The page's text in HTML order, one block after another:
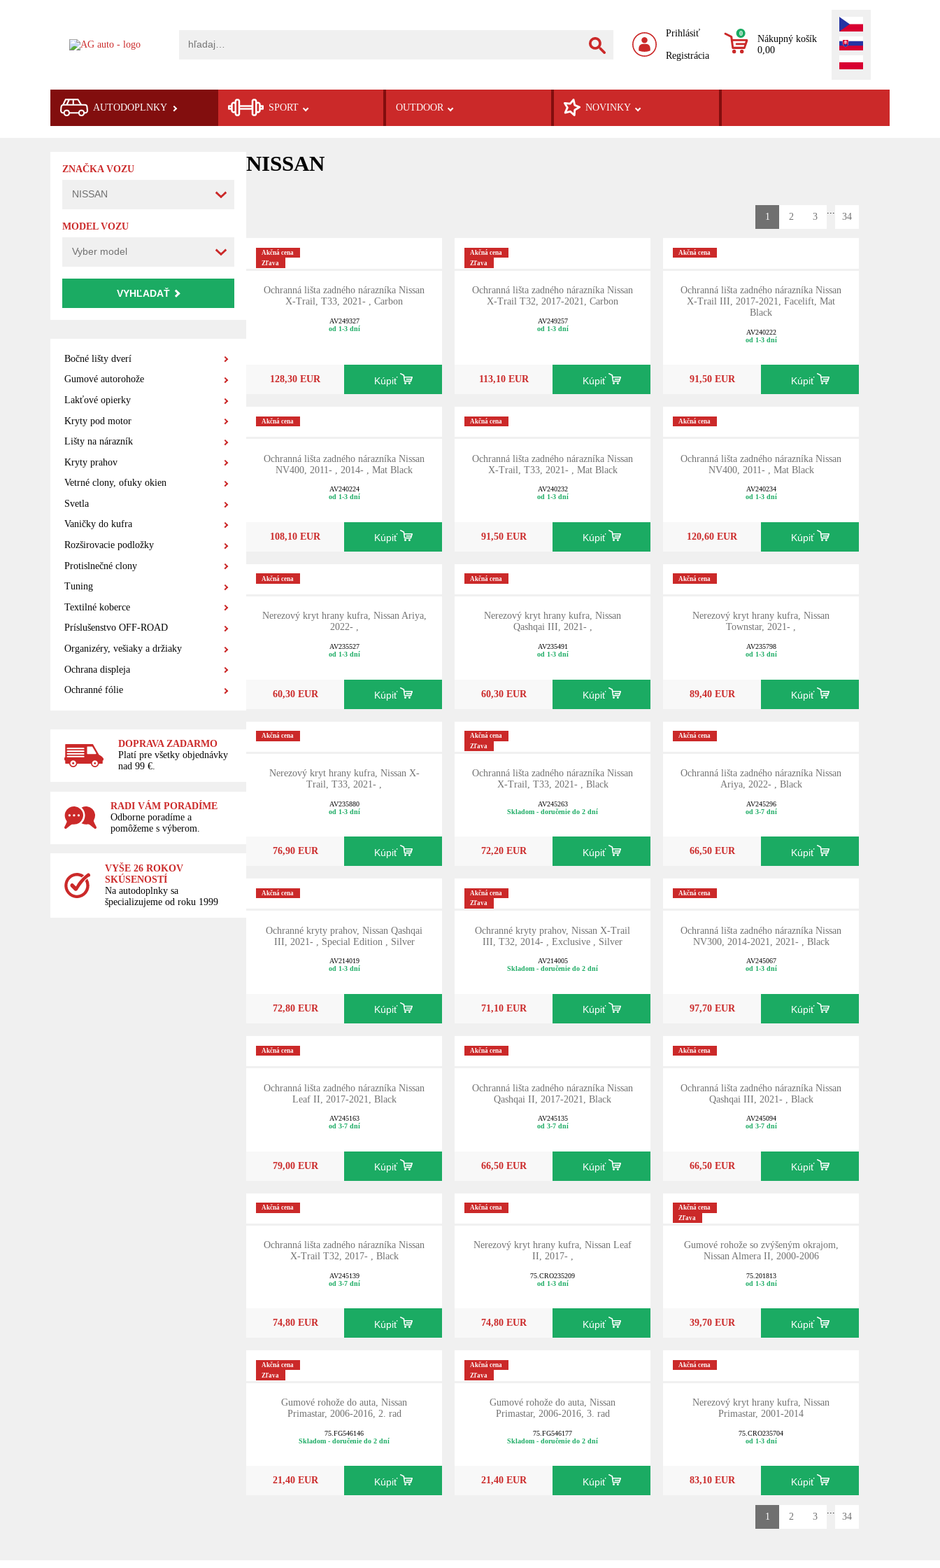
Prihlásiť
Registrácia
0
Nákupný košík
0,00
AUTODOPLNKY SPORT OUTDOOR NOVINKY
ZNAČKA VOZU
MODEL VOZU
VYHĽADAŤ
Bočné lišty dverí
Gumové autorohože
Lakťové opierky
Kryty pod motor
Lišty na nárazník
Kryty prahov
Vetrné clony, ofuky okien
Svetla
Vaničky do kufra
Rozširovacie podložky
Protislnečné clony
Tuning
Textilné koberce
Príslušenstvo OFF-ROAD
Organizéry, vešiaky a držiaky
Ochrana displeja
Ochranné fólie
DOPRAVA ZADARMO
Platí pre všetky objednávky
nad 99 €.
RADI VÁM PORADÍME
Odborne poradíme a
pomôžeme s výberom.
VYŠE 26 ROKOV
SKÚSENOSTÍ
Na autodoplnky sa
špecializujeme od roku 1999
NISSAN
1 2 3 34
Akčná cena
Zľava
Ochranná lišta zadného nárazníka Nissan
X-Trail, T33, 2021- , Carbon
AV249327
od 1-3 dní
128,30 EUR Kúpiť
Akčná cena
Zľava
Ochranná lišta zadného nárazníka Nissan
X-Trail T32, 2017-2021, Carbon
AV249257
od 1-3 dní
113,10 EUR Kúpiť
Akčná cena
Ochranná lišta zadného nárazníka Nissan
X-Trail III, 2017-2021, Facelift, Mat
Black
AV240222
od 1-3 dní
91,50 EUR Kúpiť
Akčná cena
Ochranná lišta zadného nárazníka Nissan
NV400, 2011- , 2014- , Mat Black
AV240224
od 1-3 dní
108,10 EUR Kúpiť
Akčná cena
Ochranná lišta zadného nárazníka Nissan
X-Trail, T33, 2021- , Mat Black
AV240232
od 1-3 dní
91,50 EUR Kúpiť
Akčná cena
Ochranná lišta zadného nárazníka Nissan
NV400, 2011- , Mat Black
AV240234
od 1-3 dní
120,60 EUR Kúpiť
Akčná cena
Nerezový kryt hrany kufra, Nissan Ariya,
2022- ,
AV235527
od 1-3 dní
60,30 EUR Kúpiť
Akčná cena
Nerezový kryt hrany kufra, Nissan
Qashqai III, 2021- ,
AV235491
od 1-3 dní
60,30 EUR Kúpiť
Akčná cena
Nerezový kryt hrany kufra, Nissan
Townstar, 2021- ,
AV235798
od 1-3 dní
89,40 EUR Kúpiť
Akčná cena
Nerezový kryt hrany kufra, Nissan X-
Trail, T33, 2021- ,
AV235880
od 1-3 dní
76,90 EUR Kúpiť
Akčná cena
Zľava
Ochranná lišta zadného nárazníka Nissan
X-Trail, T33, 2021- , Black
AV245263
Skladom - doručenie do 2 dní
72,20 EUR Kúpiť
Akčná cena
Ochranná lišta zadného nárazníka Nissan
Ariya, 2022- , Black
AV245296
od 3-7 dní
66,50 EUR Kúpiť
Akčná cena
Ochranné kryty prahov, Nissan Qashqai
III, 2021- , Special Edition , Silver
AV214019
od 1-3 dní
72,80 EUR Kúpiť
Akčná cena
Zľava
Ochranné kryty prahov, Nissan X-Trail
III, T32, 2014- , Exclusive , Silver
AV214005
Skladom - doručenie do 2 dní
71,10 EUR Kúpiť
Akčná cena
Ochranná lišta zadného nárazníka Nissan
NV300, 2014-2021, 2021- , Black
AV245067
od 1-3 dní
97,70 EUR Kúpiť
Akčná cena
Ochranná lišta zadného nárazníka Nissan
Leaf II, 2017-2021, Black
AV245163
od 3-7 dní
79,00 EUR Kúpiť
Akčná cena
Ochranná lišta zadného nárazníka Nissan
Qashqai II, 2017-2021, Black
AV245135
od 3-7 dní
66,50 EUR Kúpiť
Akčná cena
Ochranná lišta zadného nárazníka Nissan
Qashqai III, 2021- , Black
AV245094
od 3-7 dní
66,50 EUR Kúpiť
Akčná cena
Ochranná lišta zadného nárazníka Nissan
X-Trail T32, 2017- , Black
AV245139
od 3-7 dní
74,80 EUR Kúpiť
Akčná cena
Nerezový kryt hrany kufra, Nissan Leaf
II, 2017- ,
75.CRO235209
od 1-3 dní
74,80 EUR Kúpiť
Akčná cena
Zľava
Gumové rohože so zvýšeným okrajom,
Nissan Almera II, 2000-2006
75.201813
od 1-3 dní
39,70 EUR Kúpiť
Akčná cena
Zľava
Gumové rohože do auta, Nissan
Primastar, 2006-2016, 2. rad
75.FG546146
Skladom - doručenie do 2 dní
21,40 EUR Kúpiť
Akčná cena
Zľava
Gumové rohože do auta, Nissan
Primastar, 2006-2016, 3. rad
75.FG546177
Skladom - doručenie do 2 dní
21,40 EUR Kúpiť
Akčná cena
Nerezový kryt hrany kufra, Nissan
Primastar, 2001-2014
75.CRO235704
od 1-3 dní
83,10 EUR Kúpiť
1 2 3 34